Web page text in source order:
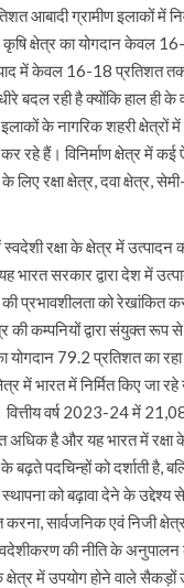
आबादी ग्रामीण इलाकों में
कृषि क्षेत्र का योगदान केवल
केवल 16-18 प्रतिशत तक का
बदल रही है क्योंकि हाल ही
के नागरिक शहरी क्षेत्रों में
रहे हैं। विनिर्माण क्षेत्र में
रक्षा क्षेत्र, दवा क्षेत्र,
रक्षा के क्षेत्र में
सरकार द्वारा देश में
प्रभावशीलता को रेखांकित
की कम्पनियों द्वारा संयुक्त
योगदान 79.2 प्रतिशत का
में भारत में निर्मित किए जा
वित्तीय वर्ष 2023-24 में
अधिक है और यह भारत में
बढ़ते पदचिन्हों को दर्शाती है,
स्थापना को बढ़ावा देने के
सार्वजनिक एवं निजी क्षेत्र
की नीति के अनुपालन
में उपयोग होने वाले